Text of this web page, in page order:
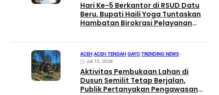
Hari Ke-5 Berkantor di RSUD Datu
Beru, Bupati Haili Yoga Tuntaskan
Hambatan Birokrasi Pelayanan
ACEH ACEH TENGAH GAYO TRENDING NEWS•
Juli 13, 2026
Aktivitas Pembukaan Lahan di
Dusun Semilit Tetap Berjalan,
Publik Pertanyakan Pengawasan